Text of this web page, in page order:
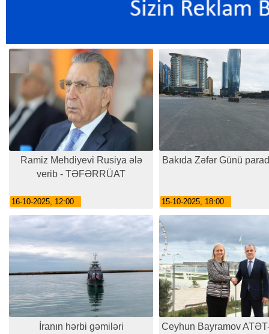
Ramiz Mehdiyevi Rusiya ələ
verib - TƏFƏRRÜAT
16-10-2025, 12:00
Bakıda Zəfər Günü
15-10-2025, 18:00
İranın hərbi gəmiləri
Ceyhun Bayramov